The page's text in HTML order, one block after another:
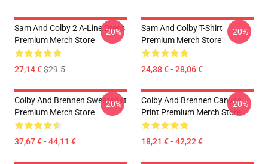
Sam And Colby 2 A-Line Dress
Premium Merch Store
27,14 €$29.5
-20%
Sam And Colby T-Shirt
Premium Merch Store
24,38 € - 28,06 €
-20%
Colby And Brennen Sweatshirt
Premium Merch Store
37,67 € - 44,11 €
-20%
Colby And Brennen Canvas
Print Premium Merch Store
18,21 € - 42,22 €
-20%